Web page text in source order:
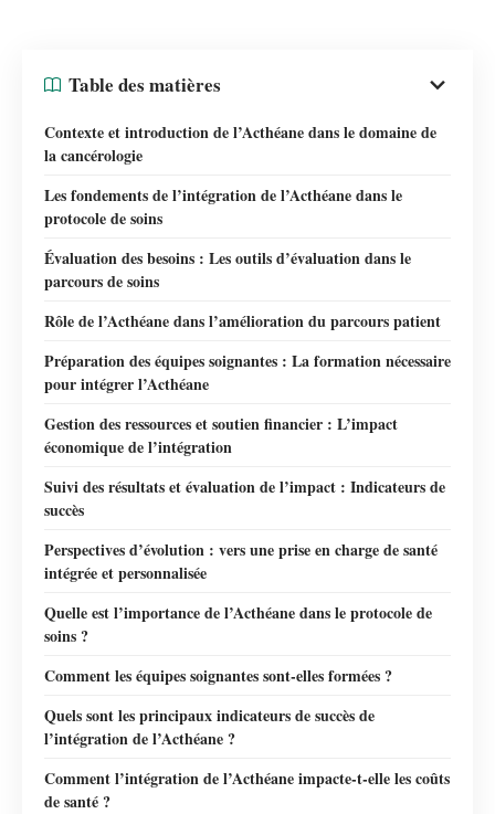
Table des matières
Contexte et introduction de l’Acthéane dans le domaine de
la cancérologie
Les fondements de l’intégration de l’Acthéane dans le
protocole de soins
Évaluation des besoins : Les outils d’évaluation dans le
parcours de soins
Rôle de l’Acthéane dans l’amélioration du parcours patient
Préparation des équipes soignantes : La formation nécessaire
pour intégrer l’Acthéane
Gestion des ressources et soutien financier : L’impact
économique de l’intégration
Suivi des résultats et évaluation de l’impact : Indicateurs de
succès
Perspectives d’évolution : vers une prise en charge de santé
intégrée et personnalisée
Quelle est l’importance de l’Acthéane dans le protocole de
soins ?
Comment les équipes soignantes sont-elles formées ?
Quels sont les principaux indicateurs de succès de
l’intégration de l’Acthéane ?
Comment l’intégration de l’Acthéane impacte-t-elle les coûts
de santé ?